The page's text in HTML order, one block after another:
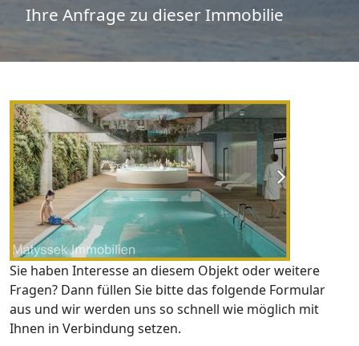
Ihre Anfrage zu dieser Immobilie
Sie haben Interesse an diesem Objekt oder weitere
Fragen? Dann füllen Sie bitte das folgende Formular
aus und wir werden uns so schnell wie möglich mit
Ihnen in Verbindung setzen.